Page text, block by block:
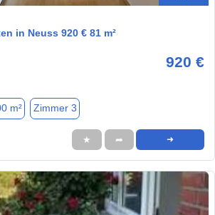
in Neuss 920 € 81 m²
920 €
m² Zimmer 3
★ ➦ ➜